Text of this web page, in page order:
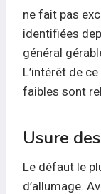
ne fait pas
identifiées
général
L’intérêt de
faibles sont
Usure
Le défaut le
d’allumage.